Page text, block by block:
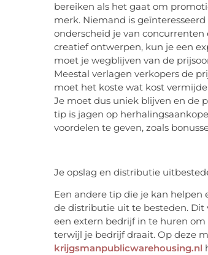
bereiken als het gaat om
merk. Niemand is
onderscheid je van
creatief ontwerpen, kun je een
moet je wegblijven van de
Meestal verlagen verkopers de
moet het koste wat kost
Je moet dus uniek blijven en de
tip is jagen op
voordelen te geven, zoals
Je opslag en distributie
Een andere tip die je kan helpen
de distributie uit te besteden.
een extern bedrijf in te huren
terwijl je bedrijf draait. Op deze
krijgsmanpublicwarehousing.nl